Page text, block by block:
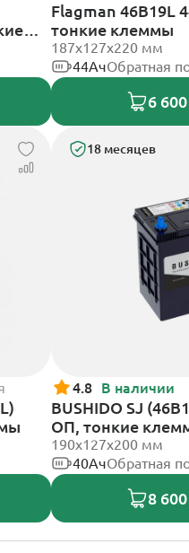
Flagman 46B19L
тонкие клеммы
187x127x220 мм
44АчОбратная
6
18 месяцев
4.8 В наличии
BUSHIDO SJ
ОП, тонкие
190x127x200 мм
40АчОбратная
8